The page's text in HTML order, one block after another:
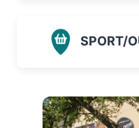
SPORT/